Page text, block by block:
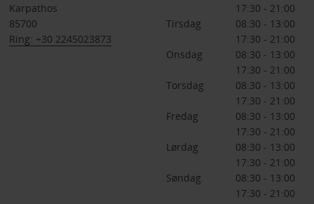
Karpathos
85700
Ring: +30 2245023873
17:30 - 21:00
Tirsdag
08:30 - 13:00
17:30 - 21:00
Onsdag
08:30 - 13:00
17:30 - 21:00
Torsdag
08:30 - 13:00
17:30 - 21:00
Fredag
08:30 - 13:00
17:30 - 21:00
Lørdag
08:30 - 13:00
17:30 - 21:00
Søndag
08:30 - 13:00
17:30 - 21:00